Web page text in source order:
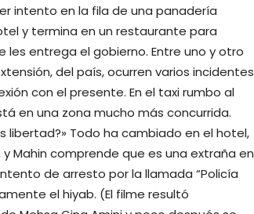
intento en la fila de una panadería
y termina en un restaurante para
entrega el gobierno. Entre uno y otro
del país, ocurren varios incidentes
con el presente. En el taxi rumbo al
en una zona mucho más concurrida.
libertad?» Todo ha cambiado en el hotel,
Mahin comprende que es una extraña en
de arresto por la llamada “Policía
el hiyab. (El filme resultó